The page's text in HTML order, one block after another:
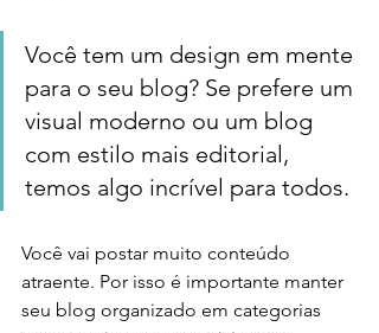
Você tem um design em mente
para o seu blog? Se prefere um
visual moderno ou um blog
com estilo mais editorial,
temos algo incrível para todos.
Você vai postar muito conteúdo
atraente. Por isso é importante manter
seu blog organizado em categorias